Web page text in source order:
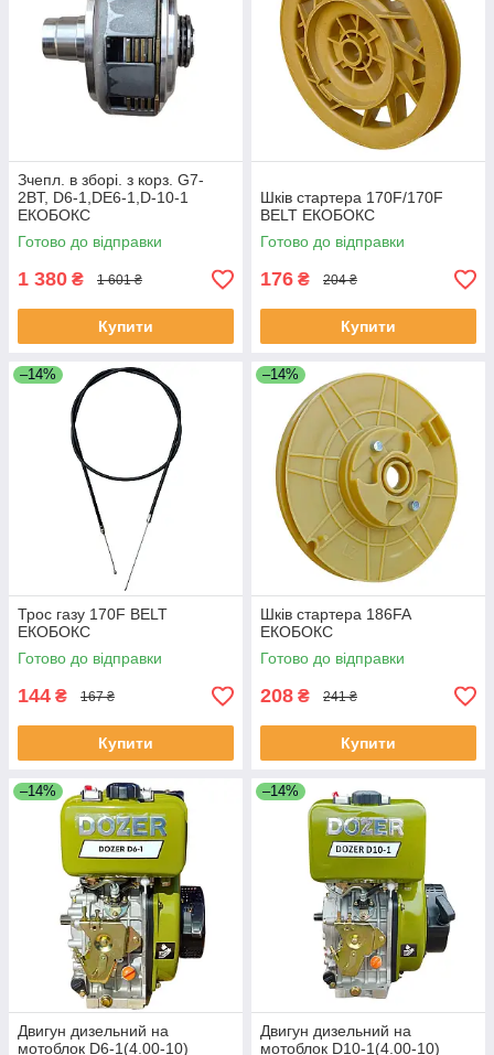
Зчепл. в зборі. з корз. G7-
2BТ, D6-1,DE6-1,D-10-1
ЕКОБОКС
Готово до відправки
1 380 ₴ 1 601 ₴
Купити
Шків стартера 170F/170F
BELT ЕКОБОКС
Готово до відправки
176 ₴ 204 ₴
Купити
–14%
Трос газу 170F BELT
ЕКОБОКС
Готово до відправки
144 ₴ 167 ₴
Купити
–14%
Шків стартера 186FA
ЕКОБОКС
Готово до відправки
208 ₴ 241 ₴
Купити
–14%
Двигун дизельний на
мотоблок D6-1(4.00-10)
–14%
Двигун дизельний на
мотоблок D10-1(4.00-10)